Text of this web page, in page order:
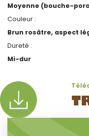
Moyenne (bouche-
Couleur :
Brun rosâtre, aspect
Dureté :
Mi-dur